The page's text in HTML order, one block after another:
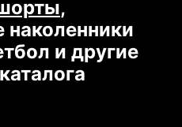
и скидки при
джерси NBA
,
и другие